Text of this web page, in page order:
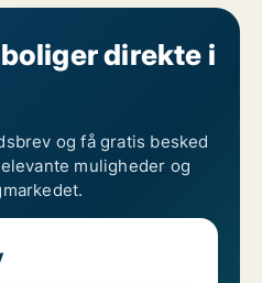
direkte i
og få gratis besked
muligheder og